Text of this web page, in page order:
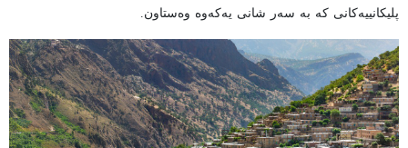
پلیکانییەکانی کە بە سەر شانی یەکەوە وەستاون.